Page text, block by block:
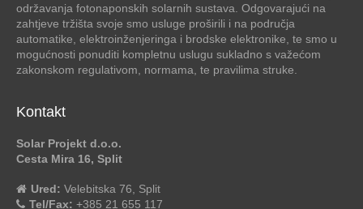
održavanja fotonaponskih solarnih sustava. Odgovarajući na
zahtjeve tržišta svoje smo usluge proširili i na područja
automatike, elektroinženjeringa i brodske elektronike, te smo u
mogućnosti ponuditi kompletnu uslugu sukladno s važećom
zakonskom regulativom, normama, te pravilima struke.
Kontakt
Solar Projekt d.o.o.
Cesta Mira 16, Split
Ured: Velebitska 76, Split
Tel/Fax: +385 21 655 117